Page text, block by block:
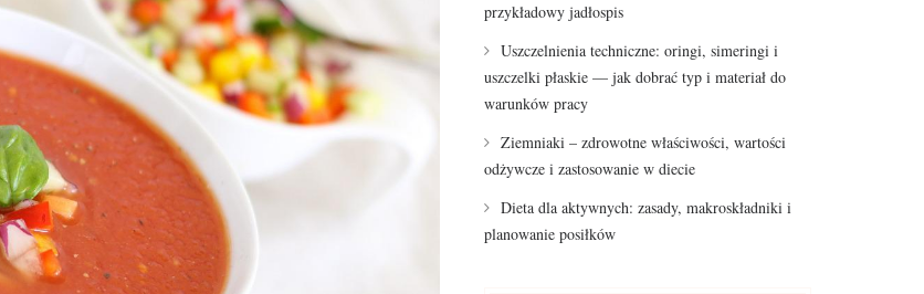
przykładowy jadłospis
Uszczelnienia techniczne: oringi, simeringi i
uszczelki płaskie — jak dobrać typ i materiał do
warunków pracy
Ziemniaki – zdrowotne właściwości, wartości
odżywcze i zastosowanie w diecie
Dieta dla aktywnych: zasady, makroskładniki i
planowanie posiłków